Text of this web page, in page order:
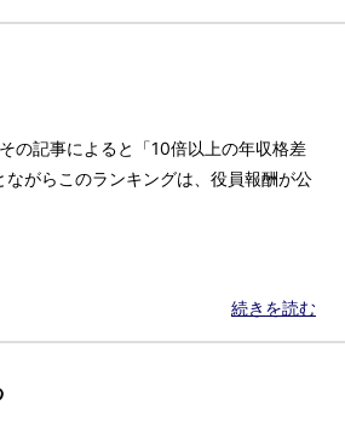
の記事によると「10倍以上の年収格差
がらこのランキングは、役員報酬が公
続きを読む